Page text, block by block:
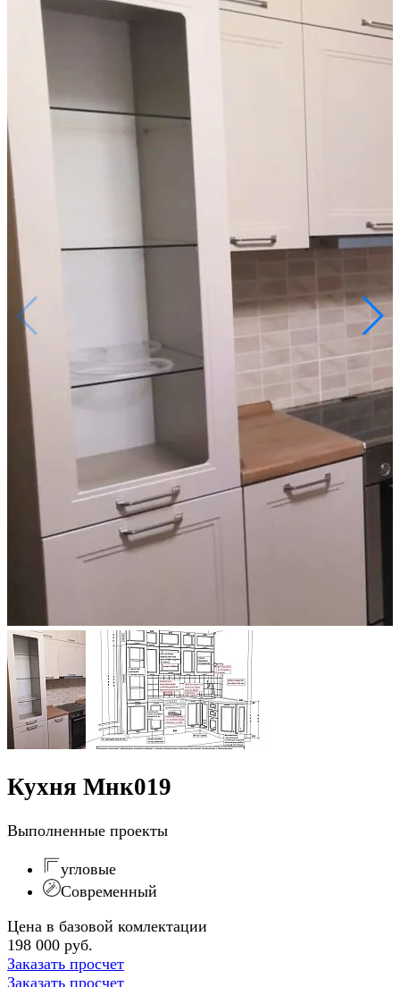
Кухня Мнк019
Выполненные проекты
угловые
Современный
Цена в базовой комлектации
198 000 руб.
Заказать просчет
Заказать просчет